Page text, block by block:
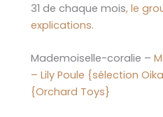
31 de chaque mois, le
explications.
Mademoiselle-coralie –
– Lily Poule {sélection
{Orchard Toys}